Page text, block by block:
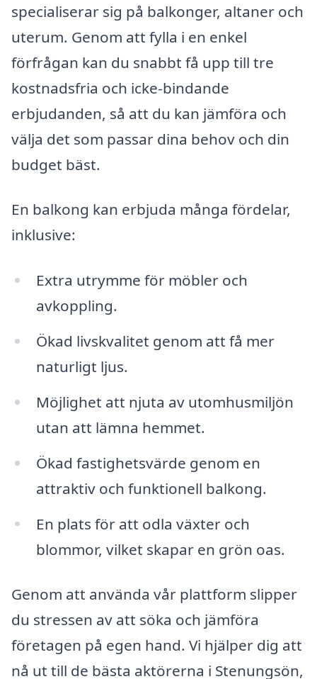
specialiserar sig på balkonger, altaner och
uterum. Genom att fylla i en enkel
förfrågan kan du snabbt få upp till tre
kostnadsfria och icke-bindande
erbjudanden, så att du kan jämföra och
välja det som passar dina behov och din
budget bäst.
En balkong kan erbjuda många fördelar,
inklusive:
Extra utrymme för möbler och
avkoppling.
Ökad livskvalitet genom att få mer
naturligt ljus.
Möjlighet att njuta av utomhusmiljön
utan att lämna hemmet.
Ökad fastighetsvärde genom en
attraktiv och funktionell balkong.
En plats för att odla växter och
blommor, vilket skapar en grön oas.
Genom att använda vår plattform slipper
du stressen av att söka och jämföra
företagen på egen hand. Vi hjälper dig att
nå ut till de bästa aktörerna i Stenungsön,